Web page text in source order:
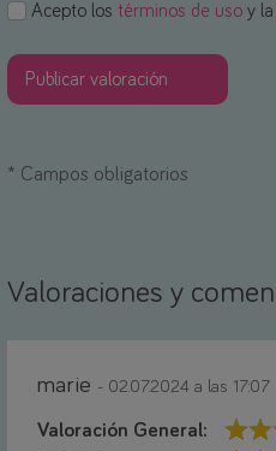
Acepto los términos de uso y la
* Campos obligatorios
Valoraciones y
marie - 02.07.2024 a las 17:07
Valoración General: